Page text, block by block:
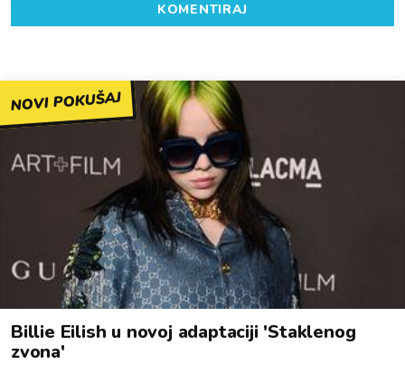
KOMENTIRAJ
NOVI POKUŠAJ
Billie Eilish u novoj adaptaciji 'Staklenog
zvona'